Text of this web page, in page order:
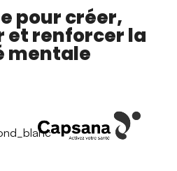
pour créer,
et renforcer la
mentale